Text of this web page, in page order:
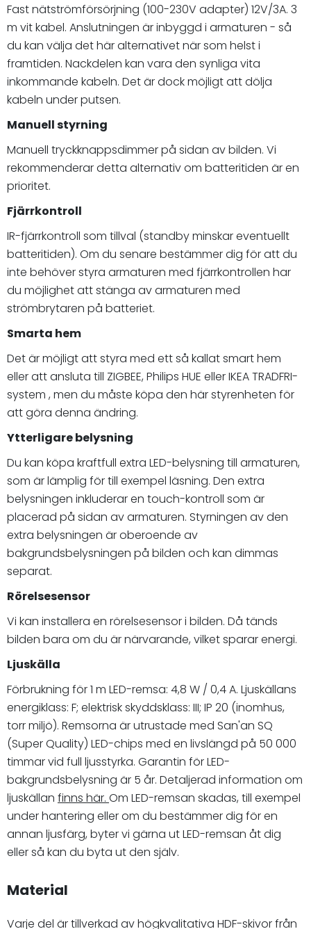
Fast nätströmförsörjning (100-230V adapter) 12V/3A. 3
m vit kabel. Anslutningen är inbyggd i armaturen - så
du kan välja det här alternativet när som helst i
framtiden. Nackdelen kan vara den synliga vita
inkommande kabeln. Det är dock möjligt att dölja
kabeln under putsen.
Manuell styrning
Manuell tryckknappsdimmer på sidan av bilden. Vi
rekommenderar detta alternativ om batteritiden är en
prioritet.
Fjärrkontroll
IR-fjärrkontroll som tillval (standby minskar eventuellt
batteritiden). Om du senare bestämmer dig för att du
inte behöver styra armaturen med fjärrkontrollen har
du möjlighet att stänga av armaturen med
strömbrytaren på batteriet.
Smarta hem
Det är möjligt att styra med ett så kallat smart hem
eller att ansluta till ZIGBEE, Philips HUE eller IKEA TRADFRI-
system , men du måste köpa den här styrenheten för
att göra denna ändring.
Ytterligare belysning
Du kan köpa kraftfull extra LED-belysning till armaturen,
som är lämplig för till exempel läsning. Den extra
belysningen inkluderar en touch-kontroll som är
placerad på sidan av armaturen. Styrningen av den
extra belysningen är oberoende av
bakgrundsbelysningen på bilden och kan dimmas
separat.
Rörelsesensor
Vi kan installera en rörelsesensor i bilden. Då tänds
bilden bara om du är närvarande, vilket sparar energi.
Ljuskälla
Förbrukning för 1 m LED-remsa: 4,8 W / 0,4 A. Ljuskällans
energiklass: F; elektrisk skyddsklass: III; IP 20 (inomhus,
torr miljö). Remsorna är utrustade med San'an SQ
(Super Quality) LED-chips med en livslängd på 50 000
timmar vid full ljusstyrka. Garantin för LED-
bakgrundsbelysning är 5 år. Detaljerad information om
ljuskällan finns här. Om LED-remsan skadas, till exempel
under hantering eller om du bestämmer dig för en
annan ljusfärg, byter vi gärna ut LED-remsan åt dig
eller så kan du byta ut den själv.
Material
Varje del är tillverkad av högkvalitativa HDF-skivor från